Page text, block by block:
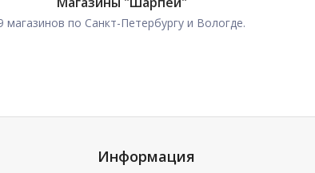
магазинов по Санкт-Петербургу и Вологде.
Информация